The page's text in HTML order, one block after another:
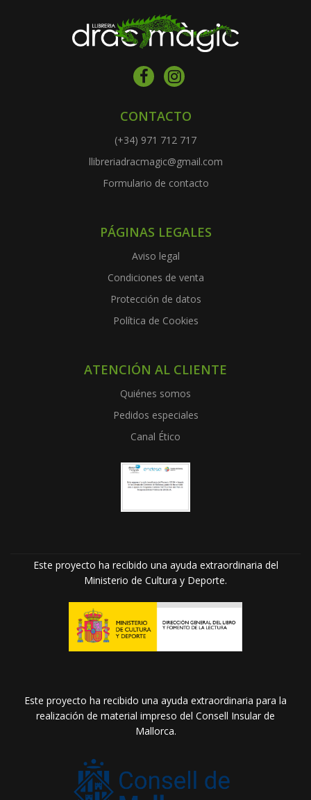
CONTACTO
(+34) 971 712 717
llibreriadracmagic@gmail.com
Formulario de contacto
PÁGINAS LEGALES
Aviso legal
Condiciones de venta
Protección de datos
Política de Cookies
ATENCIÓN AL CLIENTE
Quiénes somos
Pedidos especiales
Canal Ético
Este proyecto ha recibido una ayuda extraordinaria del
Ministerio de Cultura y Deporte.
Este proyecto ha recibido una ayuda extraordinaria para la
realización de material impreso del Consell Insular de
Mallorca.